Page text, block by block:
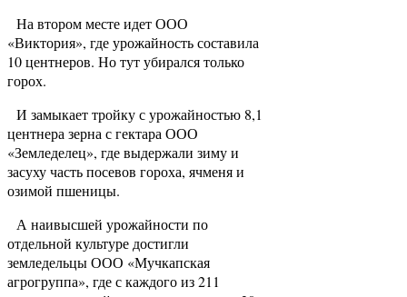
На втором месте идет ООО
«Виктория», где урожайность составила
10 центнеров. Но тут убирался только
горох.
И замыкает тройку с урожайностью 8,1
центнера зерна с гектара ООО
«Земледелец», где выдержали зиму и
засуху часть посевов гороха, ячменя и
озимой пшеницы.
А наивысшей урожайности по
отдельной культуре достигли
земледельцы ООО «Мучкапская
агрогруппа», где с каждого из 211